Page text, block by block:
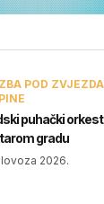
POD
puhački
gradu
2026.